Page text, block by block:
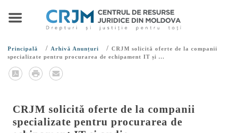
Principală / Arhivă Anunțuri / CRJM solicită oferte de la companii
specializate pentru procurarea de echipament IT și ...
CRJM solicită oferte de la companii
specializate pentru procurarea de